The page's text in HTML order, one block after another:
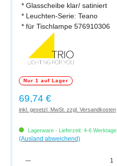
* Glasscheibe klar/ satiniert
* Leuchten-Serie: Teano
* für Tischlampe 576910306
Nur 1 auf Lager
Regulärer Preis:
69,74 €
inkl. gesetzl. MwSt. zzgl. Versandkosten
Lagerware - Lieferzeit: 4-6 Werktage
(Ausland abweichend)